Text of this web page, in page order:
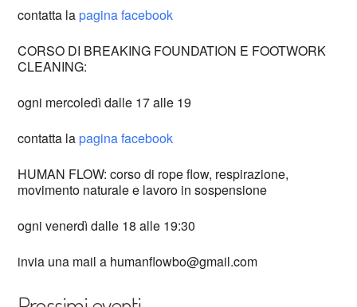
contatta lapagina facebook
CORSO DI BREAKING FOUNDATION E FOOTWORK
CLEANING:
ogni mercoledì dalle 17 alle 19
contatta lapagina facebook
HUMAN FLOW: corso di rope flow, respirazione,
movimento naturale e lavoro in sospensione
ogni venerdì dalle 18 alle 19:30
invia una mail a humanflowbo@gmail.com